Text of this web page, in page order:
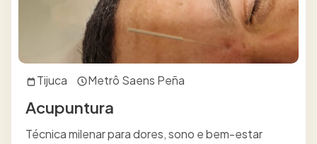
Tijuca Metrô Saens Peña
Acupuntura
Técnica milenar para dores, sono e bem-estar